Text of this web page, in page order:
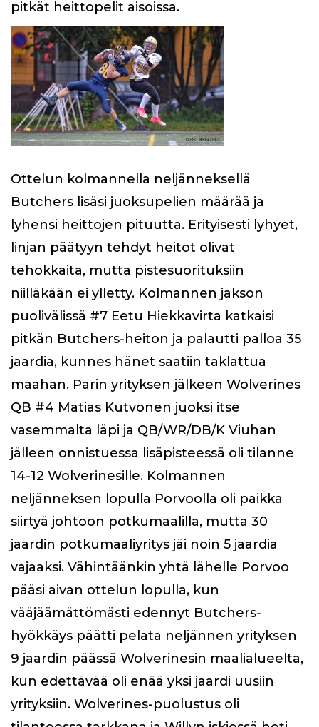
pitkät heittopelit aisoissa.
Ottelun kolmannella neljänneksellä
Butchers lisäsi juoksupelien määrää ja
lyhensi heittojen pituutta. Erityisesti lyhyet,
linjan päätyyn tehdyt heitot olivat
tehokkaita, mutta pistesuorituksiin
niilläkään ei ylletty. Kolmannen jakson
puolivälissä #7 Eetu Hiekkavirta katkaisi
pitkän Butchers-heiton ja palautti palloa 35
jaardia, kunnes hänet saatiin taklattua
maahan. Parin yrityksen jälkeen Wolverines
QB #4 Matias Kutvonen juoksi itse
vasemmalta läpi ja QB/WR/DB/K Viuhan
jälleen onnistuessa lisäpisteessä oli tilanne
14-12 Wolverinesille. Kolmannen
neljänneksen lopulla Porvoolla oli paikka
siirtyä johtoon potkumaalilla, mutta 30
jaardin potkumaaliyritys jäi noin 5 jaardia
vajaaksi. Vähintäänkin yhtä lähelle Porvoo
pääsi aivan ottelun lopulla, kun
vääjäämättömästi edennyt Butchers-
hyökkäys päätti pelata neljännen yrityksen
9 jaardin päässä Wolverinesin maalialueelta,
kun edettävää oli enää yksi jaardi uusiin
yrityksiin. Wolverines-puolustus oli